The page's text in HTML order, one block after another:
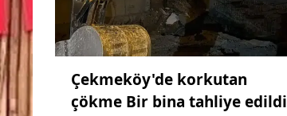
Çekmeköy'de korkutan
çökme Bir bina tahliye edildi